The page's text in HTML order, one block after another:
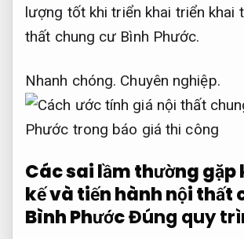
lượng tốt khi triển khai triển khai
thất chung cư Bình Phước.
Nhanh chóng. Chuyên nghiệp.
Các sai lầm thường
kế và tiến hành nội thất
Bình PhướcĐúng quy